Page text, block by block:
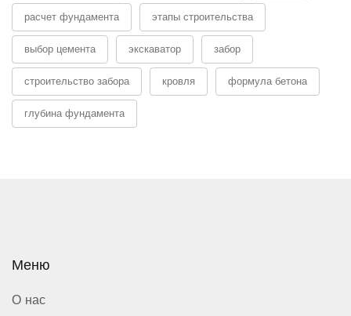
расчет фундамента этапы строительства
выбор цемента экскаватор забор
строительство забора кровля формула бетона
глубина фундамента
Меню
О нас